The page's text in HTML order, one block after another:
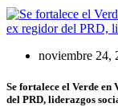
noviembre 24,
Se fortalece el Verde
del PRD, liderazgos